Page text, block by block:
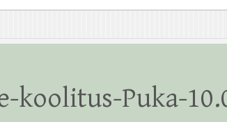
koolitus-Puka-